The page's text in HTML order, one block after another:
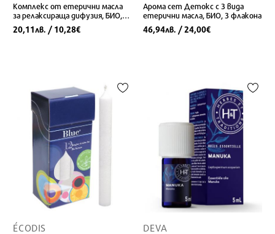
Комплекс от етерични масла
за релаксираща дифузия, БИО,
10 ml
20,11лв. / 10,28€
Арома сет Детокс с 3 вида
етерични масла, БИО, 3 флакона
46,94лв. / 24,00€
ÉCODIS DEVA